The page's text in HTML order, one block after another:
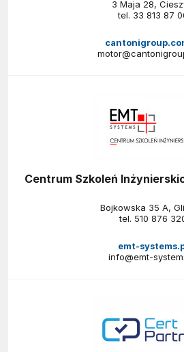
3 Maja 28,
tel. 33 813 87
Centrum Szkoleń
Bojkowska 35 A,
tel. 510 876
emt-
info@emt-